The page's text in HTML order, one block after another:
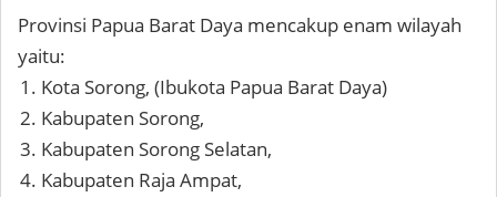
Provinsi Papua Barat Daya mencakup enam wilayah
yaitu:
Kota Sorong, (Ibukota Papua Barat Daya)
Kabupaten Sorong,
Kabupaten Sorong Selatan,
Kabupaten Raja Ampat,